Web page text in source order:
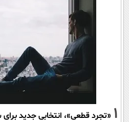
1 «تجرد قطعی»، انتخابی جدید